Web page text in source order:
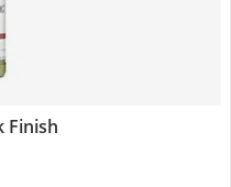
Finish